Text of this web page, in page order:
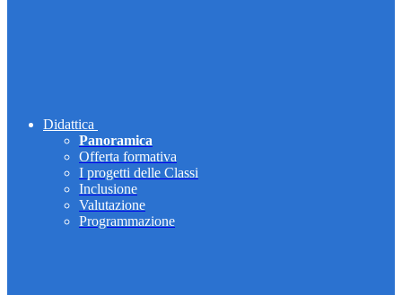
Didattica
Panoramica
Offerta formativa
I progetti delle Classi
Inclusione
Valutazione
Programmazione